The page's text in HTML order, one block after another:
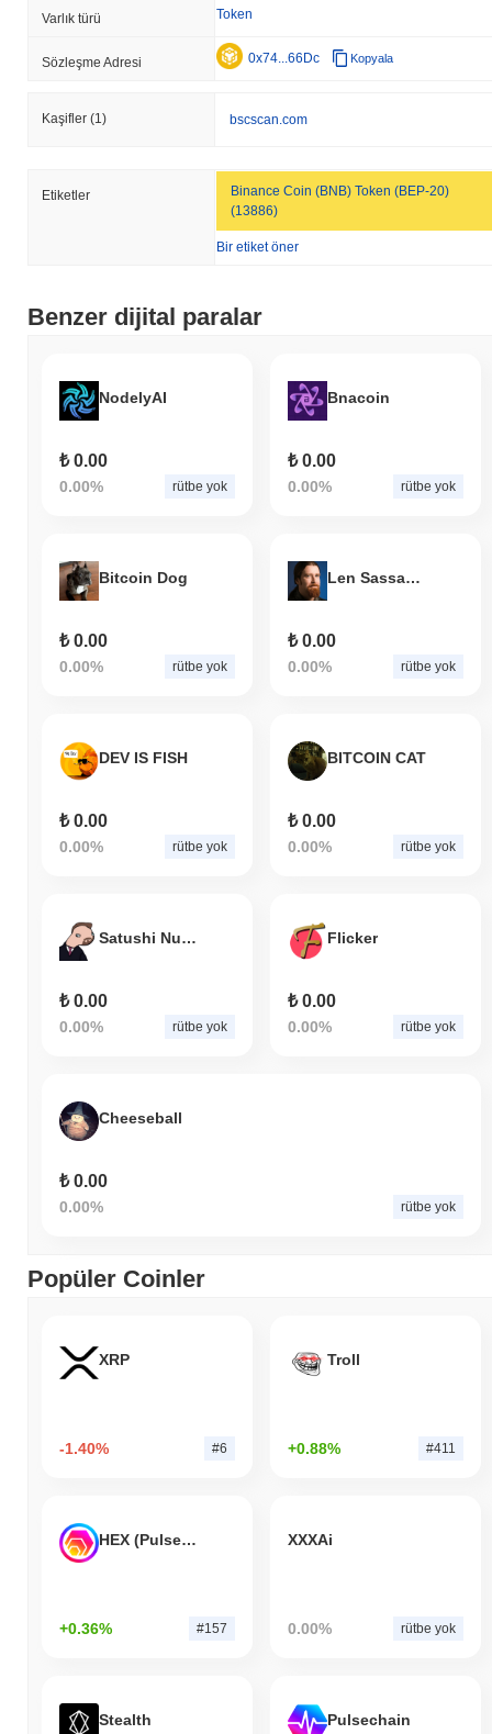
Varlık türü Token
Sözleşme Adresi 0x74...66Dc Kopyala
Kaşifler (1) bscscan.com
Etiketler
Binance Coin (BNB) Token (BEP-20)
(13886)
Bir etiket öner
Benzer dijital paralar
NodelyAI
₺ 0.00
0.00% rütbe yok
Bnacoin
₺ 0.00
0.00% rütbe yok
Bitcoin Dog
₺ 0.00
0.00% rütbe yok
Len Sassaman
₺ 0.00
0.00% rütbe yok
DEV IS FISH
₺ 0.00
0.00% rütbe yok
BITCOIN CAT
₺ 0.00
0.00% rütbe yok
Satushi Nukumutu
₺ 0.00
0.00% rütbe yok
Flicker
₺ 0.00
0.00% rütbe yok
Cheeseball
₺ 0.00
0.00% rütbe yok
Popüler Coinler
XRP
-1.40% #6
Troll
+0.88% #411
HEX (Pulsechain)
+0.36% #157
XXXAi
0.00% rütbe yok
Stealth Pulsechain